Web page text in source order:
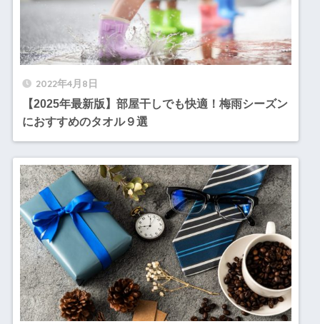
2022年4月8日
【2025年最新版】部屋干しでも快適！梅雨シーズン
におすすめのタオル９選